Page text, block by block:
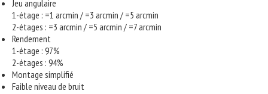
Jeu angulaire
1-étage : =1 arcmin / =3 arcmin / =5 arcmin
2-étages : =3 arcmin / =5 arcmin / =7 arcmin
Rendement
1-étage : 97%
2-étages : 94%
Montage simplifié
Faible niveau de bruit